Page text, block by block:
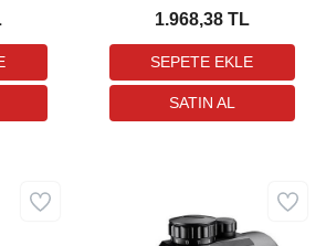
Ayağı
1.968,38 TL